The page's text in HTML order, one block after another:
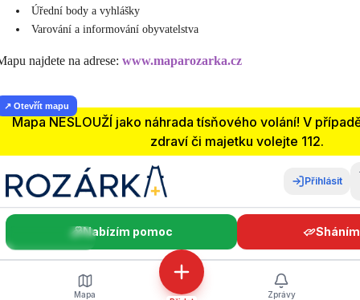
Úřední body a vyhlášky
Varování a informování obyvatelstva
najdete na adrese: www.maparozarka.cz
↗ Otevřít mapu